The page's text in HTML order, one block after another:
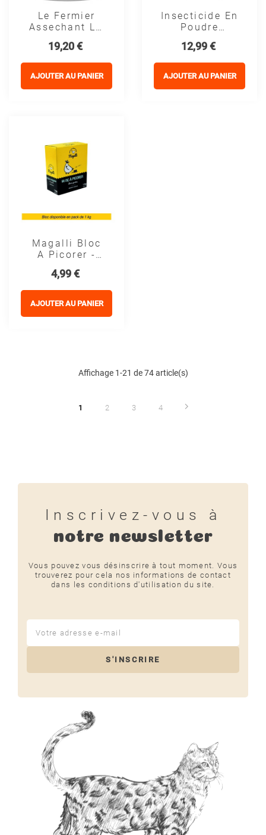
Le Fermier
Assechant Lit
Prix
19,20 €
AJOUTER AU PANIER
Insecticide En
Poudre
Saniterpen
Prix
12,99 €
AJOUTER AU PANIER
Magalli Bloc
A Picorer -
Poules
Prix
4,99 €
AJOUTER AU PANIER
Affichage 1-21 de 74 article(s)
1 2 3 4
Inscrivez-vous à
notre newsletter
Vous pouvez vous désinscrire à tout moment. Vous
trouverez pour cela nos informations de contact
dans les conditions d'utilisation du site.
S'INSCRIRE